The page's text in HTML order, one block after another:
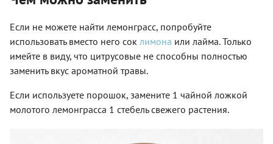
Если не можете найти лемонграсс, попробуйте
использовать вместо него сок лимона или лайма. Только
имейте в виду, что цитрусовые не способны полностью
заменить вкус ароматной травы.
Если используете порошок, замените 1 чайной ложкой
молотого лемонграсса 1 стебель свежего растения.